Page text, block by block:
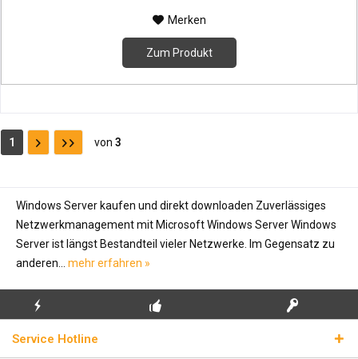
Merken
Zum Produkt
1 von 3
Windows Server kaufen und direkt downloaden Zuverlässiges
Netzwerkmanagement mit Microsoft Windows Server Windows
Server ist längst Bestandteil vieler Netzwerke. Im Gegensatz zu
anderen... mehr erfahren »
BLITZVERSAND
LIZENZSCHLÜSSEL
Service Hotline